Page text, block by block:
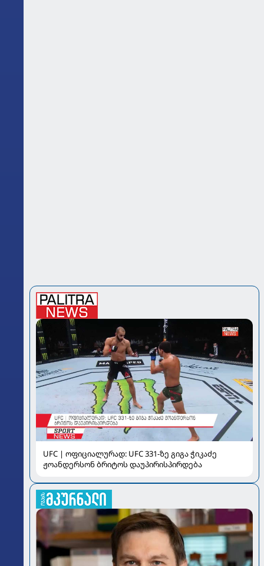
UFC | ოფიციალურად: UFC 331-ზე გიგა ჭიკაძე
ჟოანდერსონ ბრიტოს დაუპირისპირდება